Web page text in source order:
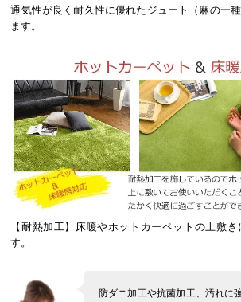
通気性が良く耐久性に優れたジュート（麻の一
ます。
【耐熱加工】床暖やホットカーペットの上敷
す。
防ダニ加工や抗菌加工、汚れに